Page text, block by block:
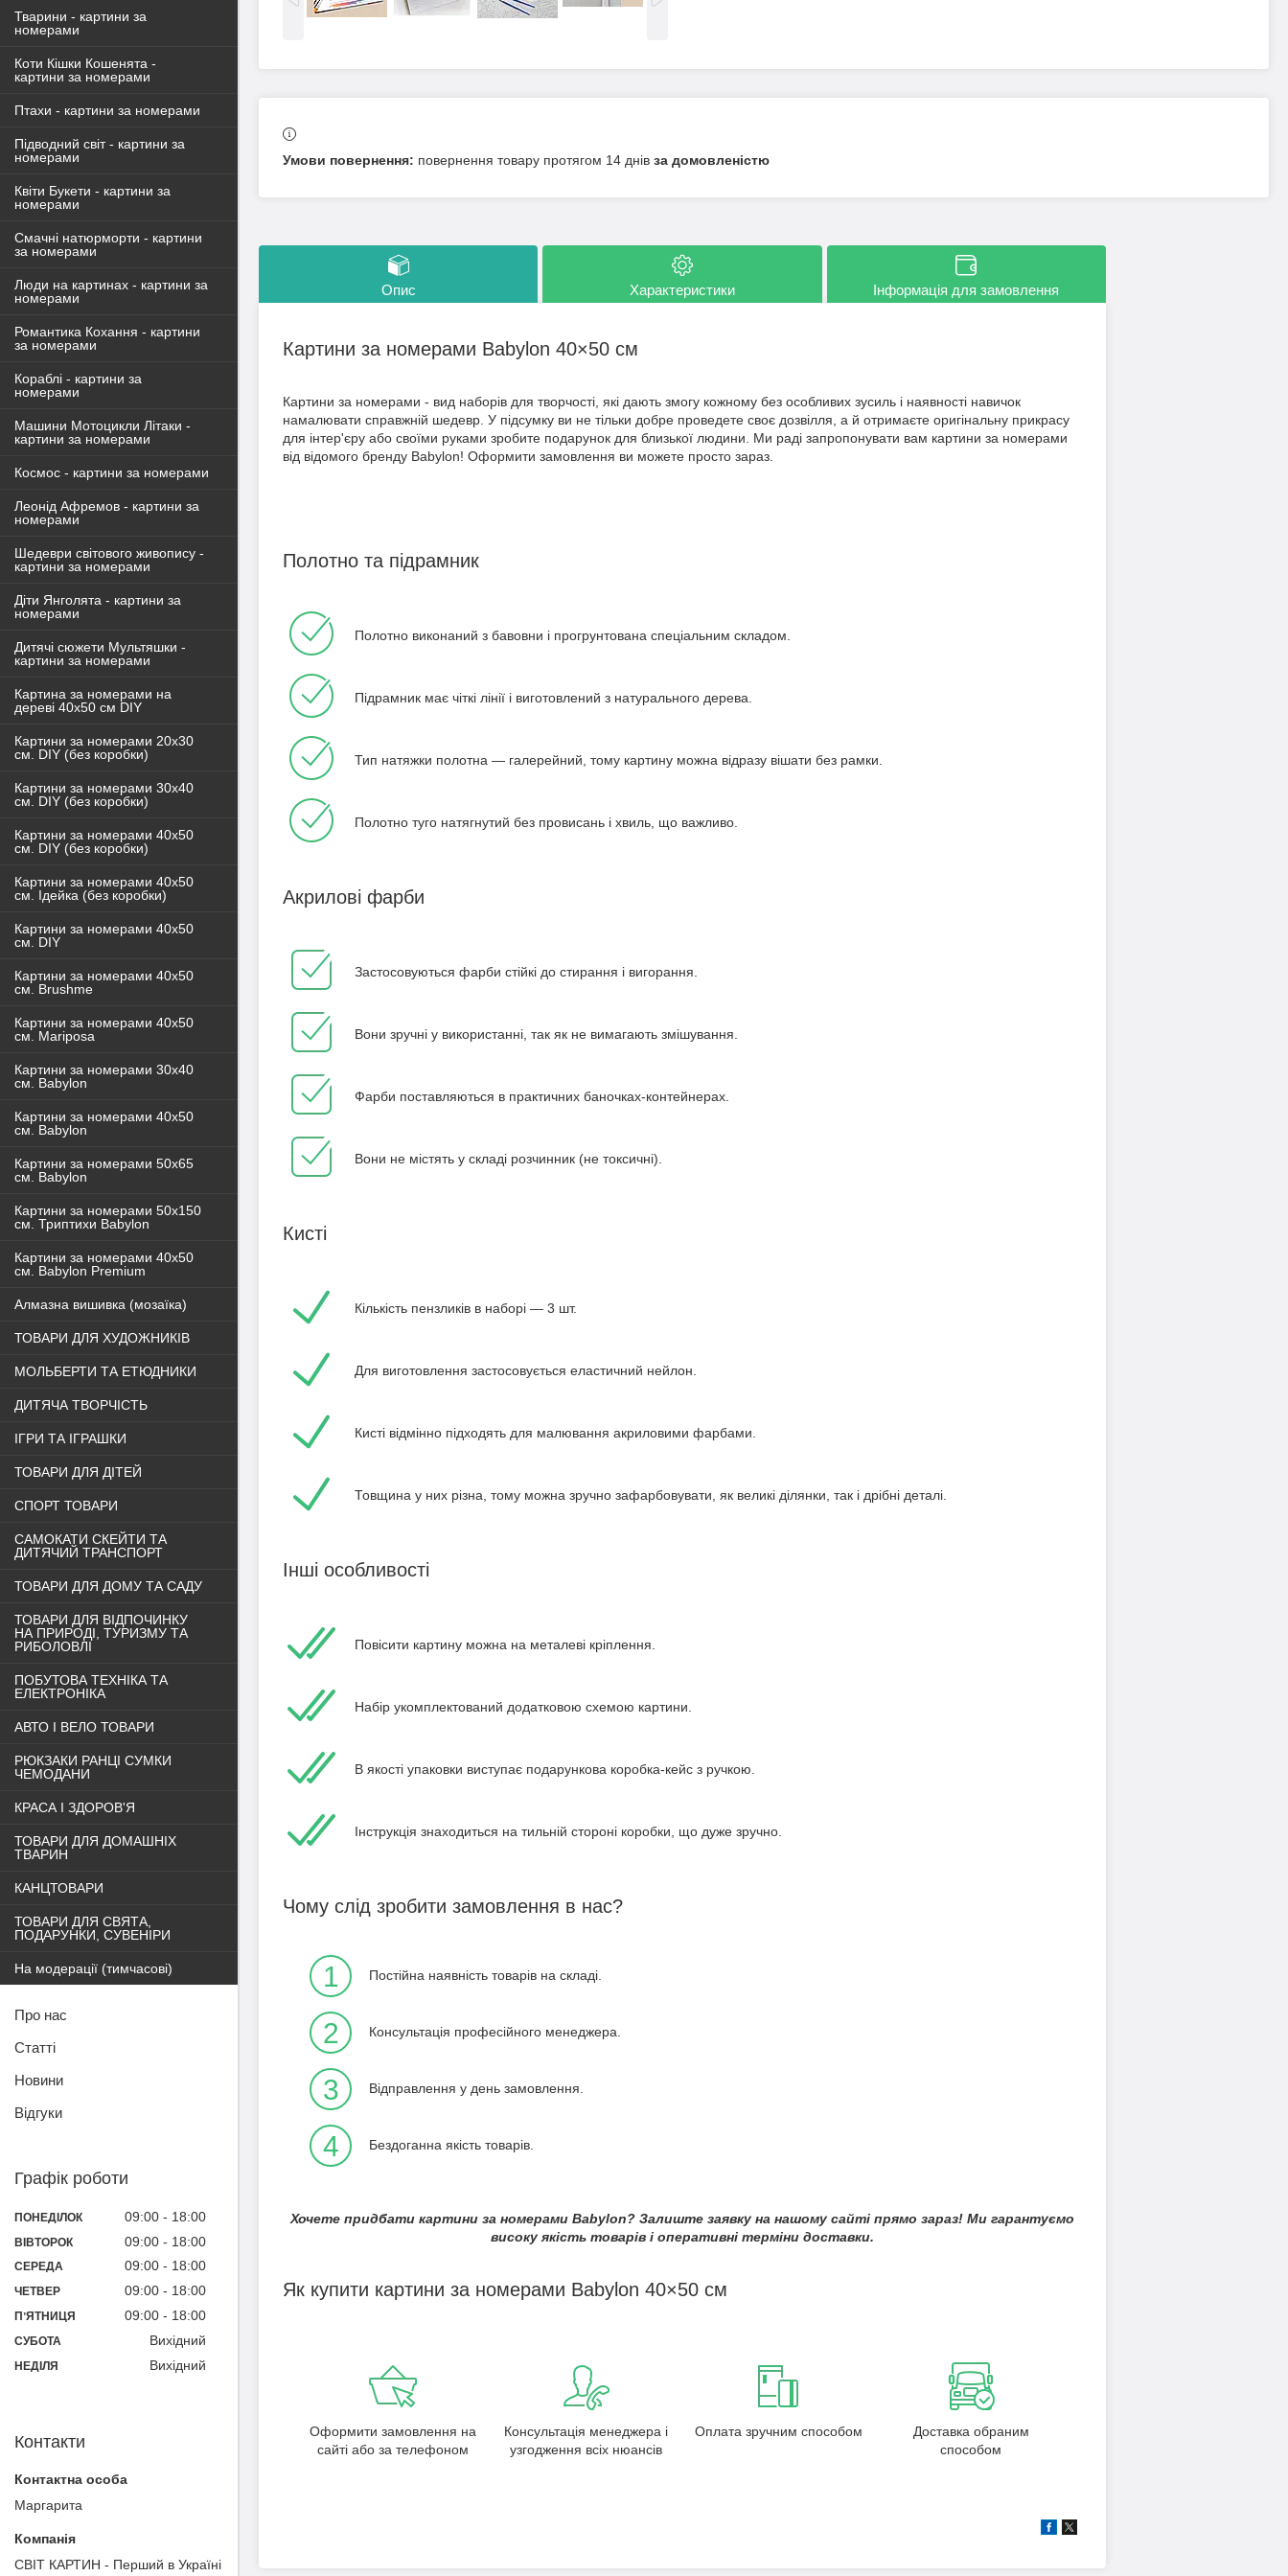
повернення товару протягом 14 днів за домовленістю
Опис Характеристики Інформація для замовлення
Картини за номерами Babylon 40×50 см
Картини за номерами - вид наборів для творчості, які дають змогу кожному без особливих зусиль і наявності навичок
намалювати справжній шедевр. У підсумку ви не тільки добре проведете своє дозвілля, а й отримаєте оригінальну прикрасу
для інтер'єру або своїми руками зробите подарунок для близької людини. Ми раді запропонувати вам картини за номерами
від відомого бренду Babylon! Оформити замовлення ви можете просто зараз.
Полотно та підрамник
Полотно виконаний з бавовни і прогрунтована спеціальним складом.
Підрамник має чіткі лінії і виготовлений з натурального дерева.
Тип натяжки полотна — галерейний, тому картину можна відразу вішати без рамки.
Полотно туго натягнутий без провисань і хвиль, що важливо.
Акрилові фарби
Застосовуються фарби стійкі до стирання і вигорання.
Вони зручні у використанні, так як не вимагають змішування.
Фарби поставляються в практичних баночках-контейнерах.
Вони не містять у складі розчинник (не токсичні).
Кисті
Кількість пензликів в наборі — 3 шт.
Для виготовлення застосовується еластичний нейлон.
Кисті відмінно підходять для малювання акриловими фарбами.
Товщина у них різна, тому можна зручно зафарбовувати, як великі ділянки, так і дрібні деталі.
Інші особливості
Повісити картину можна на металеві кріплення.
Набір укомплектований додатковою схемою картини.
В якості упаковки виступає подарункова коробка-кейс з ручкою.
Інструкція знаходиться на тильній стороні коробки, що дуже зручно.
Чому слід зробити замовлення в нас?
1 Постійна наявність товарів на складі.
2 Консультація професійного менеджера.
3 Відправлення у день замовлення.
4 Бездоганна якість товарів.
Хочете придбати картини за номерами Babylon? Залиште заявку на нашому сайті прямо зараз! Ми гарантуємо
високу якість товарів і оперативні терміни доставки.
Як купити картини за номерами Babylon 40×50 см
Оформити замовлення на
сайті або за телефоном
Консультація менеджера і
узгодження всіх нюансів
Оплата зручним способом
Доставка обраним
способом
Тварини - картини за
номерами
Коти Кішки Кошенята -
картини за номерами
Птахи - картини за номерами
Підводний світ - картини за
номерами
Квіти Букети - картини за
номерами
Смачні натюрморти - картини
за номерами
Люди на картинах - картини за
номерами
Романтика Кохання - картини
за номерами
Кораблі - картини за
номерами
Машини Мотоцикли Літаки -
картини за номерами
Космос - картини за номерами
Леонід Афремов - картини за
номерами
Шедеври світового живопису -
картини за номерами
Діти Янголята - картини за
номерами
Дитячі сюжети Мультяшки -
картини за номерами
Картина за номерами на
дереві 40х50 см DIY
Картини за номерами 20х30
см. DIY (без коробки)
Картини за номерами 30х40
см. DIY (без коробки)
Картини за номерами 40х50
см. DIY (без коробки)
Картини за номерами 40x50
см. Ідейка (без коробки)
Картини за номерами 40х50
см. DIY
Картини за номерами 40х50
см. Brushme
Картини за номерами 40х50
см. Mariposa
Картини за номерами 30х40
см. Babylon
Картини за номерами 40х50
см. Babylon
Картини за номерами 50х65
см. Babylon
Картини за номерами 50х150
см. Триптихи Babylon
Картини за номерами 40х50
см. Babylon Premium
Алмазна вишивка (мозаїка)
ТОВАРИ ДЛЯ ХУДОЖНИКІВ
МОЛЬБЕРТИ ТА ЕТЮДНИКИ
ДИТЯЧА ТВОРЧІСТЬ
ІГРИ ТА ІГРАШКИ
ТОВАРИ ДЛЯ ДІТЕЙ
СПОРТ ТОВАРИ
САМОКАТИ СКЕЙТИ ТА
ДИТЯЧИЙ ТРАНСПОРТ
ТОВАРИ ДЛЯ ДОМУ ТА САДУ
ТОВАРИ ДЛЯ ВІДПОЧИНКУ
НА ПРИРОДІ, ТУРИЗМУ ТА
РИБОЛОВЛІ
ПОБУТОВА ТЕХНІКА ТА
ЕЛЕКТРОНІКА
АВТО І ВЕЛО ТОВАРИ
РЮКЗАКИ РАНЦІ СУМКИ
ЧЕМОДАНИ
КРАСА І ЗДОРОВ'Я
ТОВАРИ ДЛЯ ДОМАШНІХ
ТВАРИН
КАНЦТОВАРИ
ТОВАРИ ДЛЯ СВЯТА,
ПОДАРУНКИ, СУВЕНІРИ
На модерації (тимчасові)
Про нас
Статті
Новини
Відгуки
Графік роботи
ПОНЕДІЛОК 09:00 18:00
ВІВТОРОК 09:00 18:00
СЕРЕДА 09:00 18:00
ЧЕТВЕР 09:00 18:00
ПʼЯТНИЦЯ 09:00 18:00
СУБОТА Вихідний
НЕДІЛЯ Вихідний
Контакти
Маргарита
СВІТ КАРТИН - Перший в Україні